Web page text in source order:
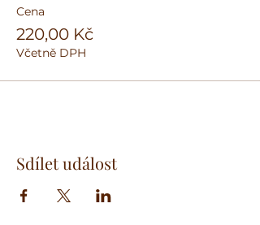
Cena
220,00 Kč
Včetně DPH
Sdílet událost